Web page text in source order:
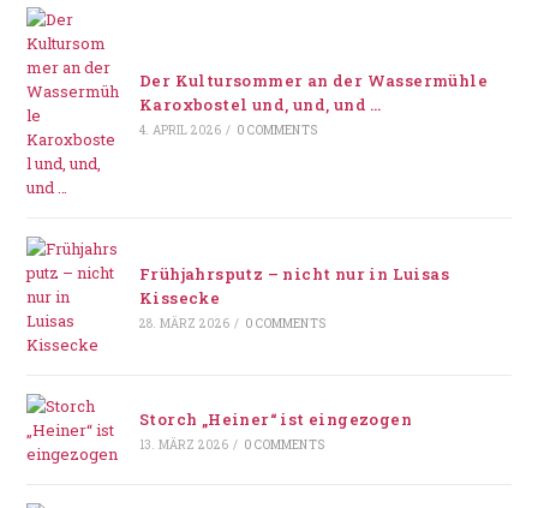
Der Kultursommer an der Wassermühle
Karoxbostel und, und, und …
4. APRIL 2026 / 0 COMMENTS
Frühjahrsputz – nicht nur in Luisas
Kissecke
28. MÄRZ 2026 / 0 COMMENTS
Storch „Heiner“ ist eingezogen
13. MÄRZ 2026 / 0 COMMENTS